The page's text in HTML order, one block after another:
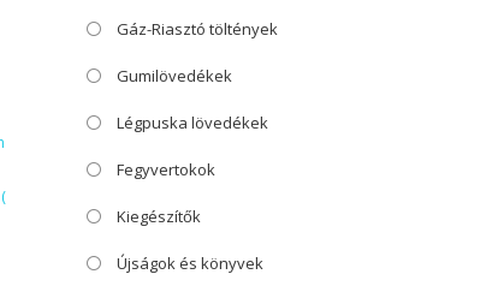
Gáz-Riasztó töltények
Gumilövedékek
Légpuska lövedékek
Fegyvertokok
Kiegészítők
Újságok és könyvek